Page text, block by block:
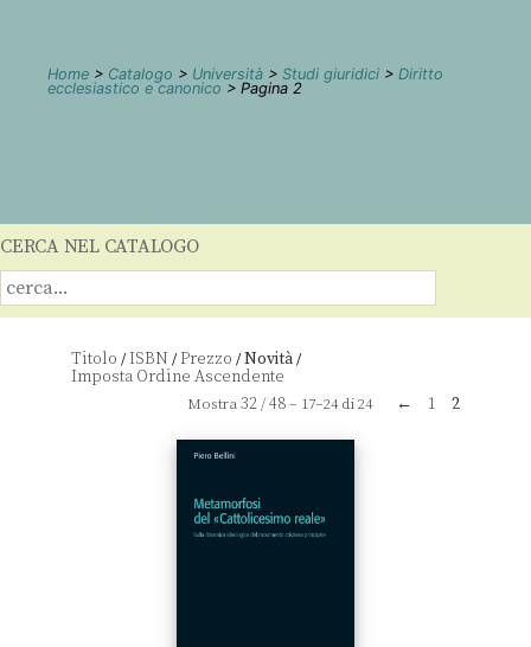
Home > Catalogo > Università > Studi giuridici > Diritto
ecclesiastico e canonico > Pagina 2
CERCA NEL CATALOGO
Titolo /ISBN /Prezzo /Novità/
Mostra32/48– 17–24 di 24 ← 1 2